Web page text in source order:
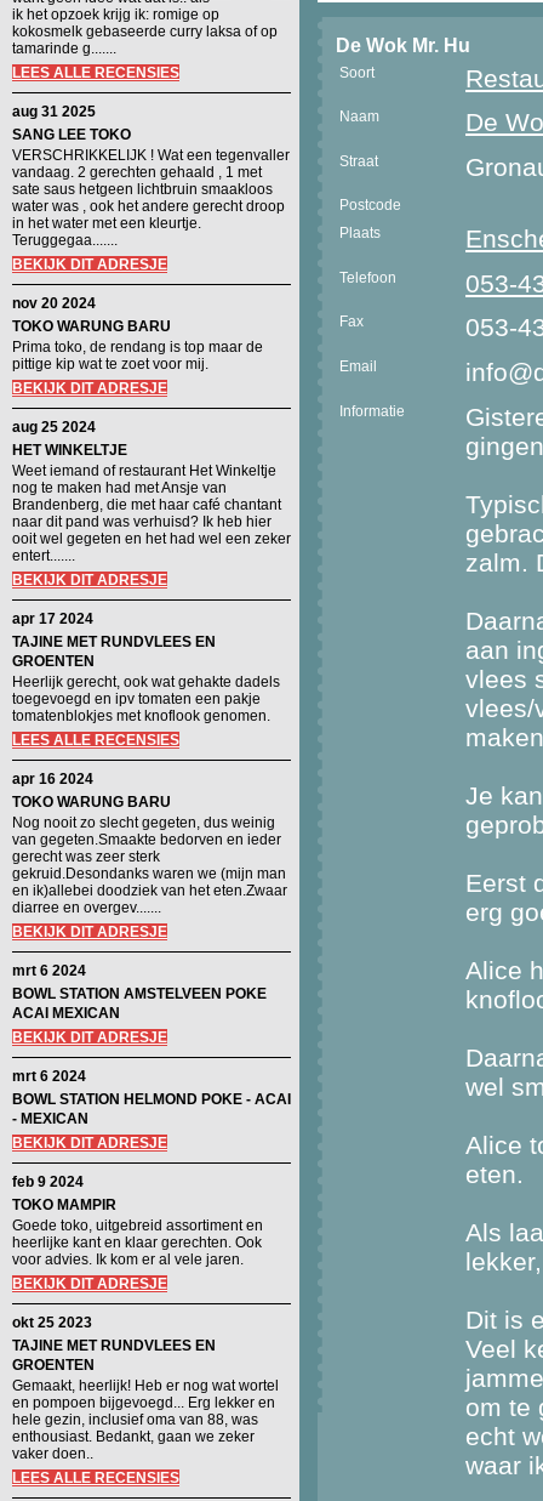
ik het opzoek krijg ik: romige op
kokosmelk gebaseerde curry laksa of op
tamarinde g.......
LEES ALLE RECENSIES
aug 31 2025
SANG LEE TOKO
VERSCHRIKKELIJK ! Wat een tegenvaller
vandaag. 2 gerechten gehaald , 1 met
sate saus hetgeen lichtbruin smaakloos
water was , ook het andere gerecht droop
in het water met een kleurtje.
Teruggegaa.......
BEKIJK DIT ADRESJE
nov 20 2024
TOKO WARUNG BARU
Prima toko, de rendang is top maar de
pittige kip wat te zoet voor mij.
BEKIJK DIT ADRESJE
aug 25 2024
HET WINKELTJE
Weet iemand of restaurant Het Winkeltje
nog te maken had met Ansje van
Brandenberg, die met haar café chantant
naar dit pand was verhuisd? Ik heb hier
ooit wel gegeten en het had wel een zeker
entert.......
BEKIJK DIT ADRESJE
apr 17 2024
TAJINE MET RUNDVLEES EN
GROENTEN
Heerlijk gerecht, ook wat gehakte dadels
toegevoegd en ipv tomaten een pakje
tomatenblokjes met knoflook genomen.
LEES ALLE RECENSIES
apr 16 2024
TOKO WARUNG BARU
Nog nooit zo slecht gegeten, dus weinig
van gegeten.Smaakte bedorven en ieder
gerecht was zeer sterk
gekruid.Desondanks waren we (mijn man
en ik)allebei doodziek van het eten.Zwaar
diarree en overgev.......
BEKIJK DIT ADRESJE
mrt 6 2024
BOWL STATION AMSTELVEEN POKE
ACAI MEXICAN
BEKIJK DIT ADRESJE
mrt 6 2024
BOWL STATION HELMOND POKE - ACAI
- MEXICAN
BEKIJK DIT ADRESJE
feb 9 2024
TOKO MAMPIR
Goede toko, uitgebreid assortiment en
heerlijke kant en klaar gerechten. Ook
voor advies. Ik kom er al vele jaren.
BEKIJK DIT ADRESJE
okt 25 2023
TAJINE MET RUNDVLEES EN
GROENTEN
Gemaakt, heerlijk! Heb er nog wat wortel
en pompoen bijgevoegd... Erg lekker en
hele gezin, inclusief oma van 88, was
enthousiast. Bedankt, gaan we zeker
vaker doen..
LEES ALLE RECENSIES
De Wok Mr. Hu
Soort
Naam De
Straat
Postcode
Plaats
Telefoon 053-
Fax 053-
Email
Informatie
zalm.
aan
vlees
vlees/
Je
Eerst
erg
Alice
wel
Alice
eten.
Als
Dit is
Veel
om te
echt
waar